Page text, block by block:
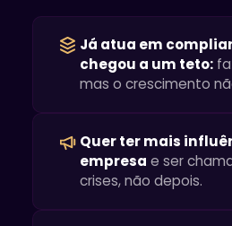
Já atua em
chegou a um teto:
mas o crescimento
Quer ter mais
empresa e ser
crises, não depois.